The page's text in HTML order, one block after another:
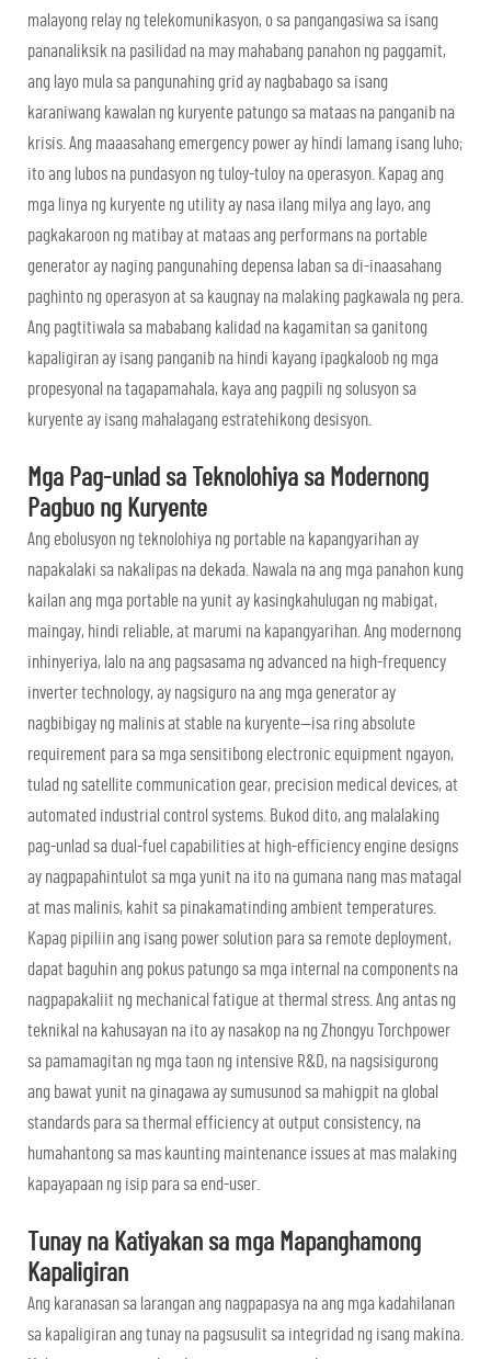
malayong relay ng telekomunikasyon, o sa pangangasiwa sa isang
pananaliksik na pasilidad na may mahabang panahon ng paggamit,
ang layo mula sa pangunahing grid ay nagbabago sa isang
karaniwang kawalan ng kuryente patungo sa mataas na panganib na
krisis. Ang maaasahang emergency power ay hindi lamang isang luho;
ito ang lubos na pundasyon ng tuloy-tuloy na operasyon. Kapag ang
mga linya ng kuryente ng utility ay nasa ilang milya ang layo, ang
pagkakaroon ng matibay at mataas ang performans na portable
generator ay naging pangunahing depensa laban sa di-inaasahang
paghinto ng operasyon at sa kaugnay na malaking pagkawala ng pera.
Ang pagtitiwala sa mababang kalidad na kagamitan sa ganitong
kapaligiran ay isang panganib na hindi kayang ipagkaloob ng mga
propesyonal na tagapamahala, kaya ang pagpili ng solusyon sa
kuryente ay isang mahalagang estratehikong desisyon.
Mga Pag-unlad sa Teknolohiya sa Modernong
Pagbuo ng Kuryente
Ang ebolusyon ng teknolohiya ng portable na kapangyarihan ay
napakalaki sa nakalipas na dekada. Nawala na ang mga panahon kung
kailan ang mga portable na yunit ay kasingkahulugan ng mabigat,
maingay, hindi reliable, at marumi na kapangyarihan. Ang modernong
inhinyeriya, lalo na ang pagsasama ng advanced na high-frequency
inverter technology, ay nagsiguro na ang mga generator ay
nagbibigay ng malinis at stable na kuryente—isa ring absolute
requirement para sa mga sensitibong electronic equipment ngayon,
tulad ng satellite communication gear, precision medical devices, at
automated industrial control systems. Bukod dito, ang malalaking
pag-unlad sa dual-fuel capabilities at high-efficiency engine designs
ay nagpapahintulot sa mga yunit na ito na gumana nang mas matagal
at mas malinis, kahit sa pinakamatinding ambient temperatures.
Kapag pipiliin ang isang power solution para sa remote deployment,
dapat baguhin ang pokus patungo sa mga internal na components na
nagpapakaliit ng mechanical fatigue at thermal stress. Ang antas ng
teknikal na kahusayan na ito ay nasakop na ng Zhongyu Torchpower
sa pamamagitan ng mga taon ng intensive R&D, na nagsisigurong
ang bawat yunit na ginagawa ay sumusunod sa mahigpit na global
standards para sa thermal efficiency at output consistency, na
humahantong sa mas kaunting maintenance issues at mas malaking
kapayapaan ng isip para sa end-user.
Tunay na Katiyakan sa mga Mapanghamong
Kapaligiran
Ang karanasan sa larangan ang nagpapasya na ang mga kadahilanan
sa kapaligiran ang tunay na pagsusulit sa integridad ng isang makina.